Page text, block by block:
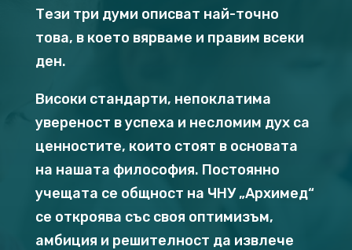
Тези три думи описват най-точно
това, в което вярваме и правим всеки
ден.
Високи стандарти, непоклатима
увереност в успеха и несломим дух са
ценностите, които стоят в основата
на нашата философия. Постоянно
учещата се общност на ЧНУ „Архимед“
се откроява със своя оптимизъм,
амбиция и решителност да извлече